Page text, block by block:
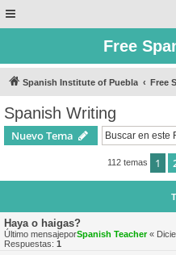
Free
Spanish Institute of Puebla Free
Spanish Writing
Nuevo Tema
112 temas 1
Haya o haigas?
Último mensajeporSpanish Teacher«
Respuestas: 1